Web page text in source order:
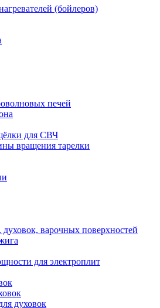
(бойлеров)
печей
для СВЧ
вращения тарелки
духовок, варочных поверхностей
для электроплит
духовок